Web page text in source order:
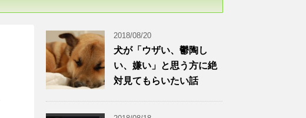
2018/08/20
犬が「ウザい、鬱陶し
い、嫌い」と思う方に絶
対見てもらいたい話